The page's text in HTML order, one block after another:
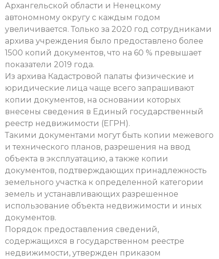
Архангельской области и Ненецкому
автономному округу с каждым годом
увеличивается. Только за 2020 год сотрудниками
архива учреждения было предоставлено более
1500 копий документов, что на 60 % превышает
показатели 2019 года.
Из архива Кадастровой палаты физические и
юридические лица чаще всего запрашивают
копии документов, на основании которых
внесены сведения в Единый государственный
реестр недвижимости (ЕГРН).
Такими документами могут быть копии межевого
и технического планов, разрешения на ввод
объекта в эксплуатацию, а также копии
документов, подтверждающих принадлежность
земельного участка к определенной категории
земель и устанавливающих разрешенное
использование объекта недвижимости и иных
документов.
Порядок предоставления сведений,
содержащихся в государственном реестре
недвижимости, утвержден приказом